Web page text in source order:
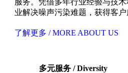
业解决噪声污染难题，获得客户
了解更多 / MORE ABOUT US
多元服务 / Diversity